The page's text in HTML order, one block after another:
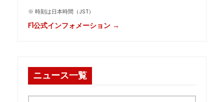
※ 時刻は日本時間（JST）
F1公式インフォメーション →
ニュース一覧